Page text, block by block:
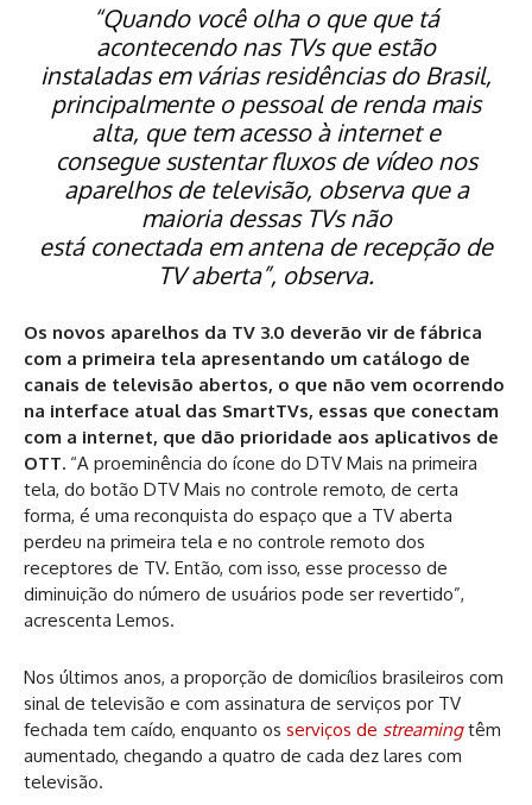
“Quando você olha o que que tá
acontecendo nas TVs que estão
instaladas em várias residências do Brasil,
principalmente o pessoal de renda mais
alta, que tem acesso à internet e
consegue sustentar fluxos de vídeo nos
aparelhos de televisão, observa que a
maioria dessas TVs não
está conectada em antena de recepção de
TV aberta”, observa.
Os novos aparelhos da TV 3.0 deverão vir de fábrica
com a primeira tela apresentando um catálogo de
canais de televisão abertos, o que não vem ocorrendo
na interface atual das SmartTVs, essas que conectam
com a internet, que dão prioridade aos aplicativos de
OTT. “A proeminência do ícone do DTV Mais na primeira
tela, do botão DTV Mais no controle remoto, de certa
forma, é uma reconquista do espaço que a TV aberta
perdeu na primeira tela e no controle remoto dos
receptores de TV. Então, com isso, esse processo de
diminuição do número de usuários pode ser revertido”,
acrescenta Lemos.
Nos últimos anos, a proporção de domicílios brasileiros com
sinal de televisão e com assinatura de serviços por TV
fechada tem caído, enquanto os serviços de streamingtêm
aumentado, chegando a quatro de cada dez lares com
televisão.